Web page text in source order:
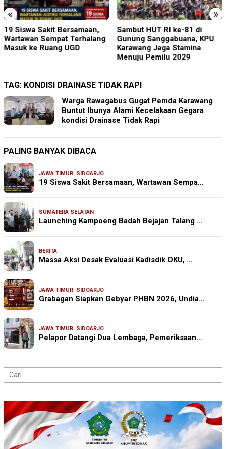
« »
19 Siswa Sakit Bersamaan,
Wartawan Sempat Terhalang
Masuk ke Ruang UGD
Sambut HUT RI ke-81 di
Gunung Sanggabuana, KPU
Karawang Jaga Stamina
Menuju Pemilu 2029
TAG: KONDISI DRAINASE TIDAK RAPI
Warga Rawagabus Gugat Pemda Karawang
Buntut Ibunya Alami Kecelakaan Gegara
kondisi Drainase Tidak Rapi
PALING BANYAK DIBACA
JAWA TIMUR, SIDOARJO
19 Siswa Sakit Bersamaan, Wartawan Sempa…
SUMATERA SELATAN
Launching Kampoeng Badah Bejajan Talang …
BERITA
Massa Aksi Desak Evaluasi Kadisdik OKU, …
JAWA TIMUR, SIDOARJO
Grabagan Siapkan Gebyar PHBN 2026, Undia…
JAWA TIMUR, SIDOARJO
Pelapor Datangi Dua Lembaga, Pemeriksaan…
Cari
untuk: